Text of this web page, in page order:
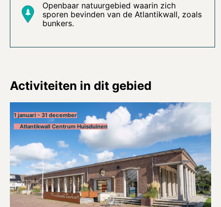
Openbaar natuurgebied waarin zich
sporen bevinden van de Atlantikwall, zoals
bunkers.
Activiteiten in dit gebied
1 januari - 31 december
Atlantikwall Centrum Huisduinen